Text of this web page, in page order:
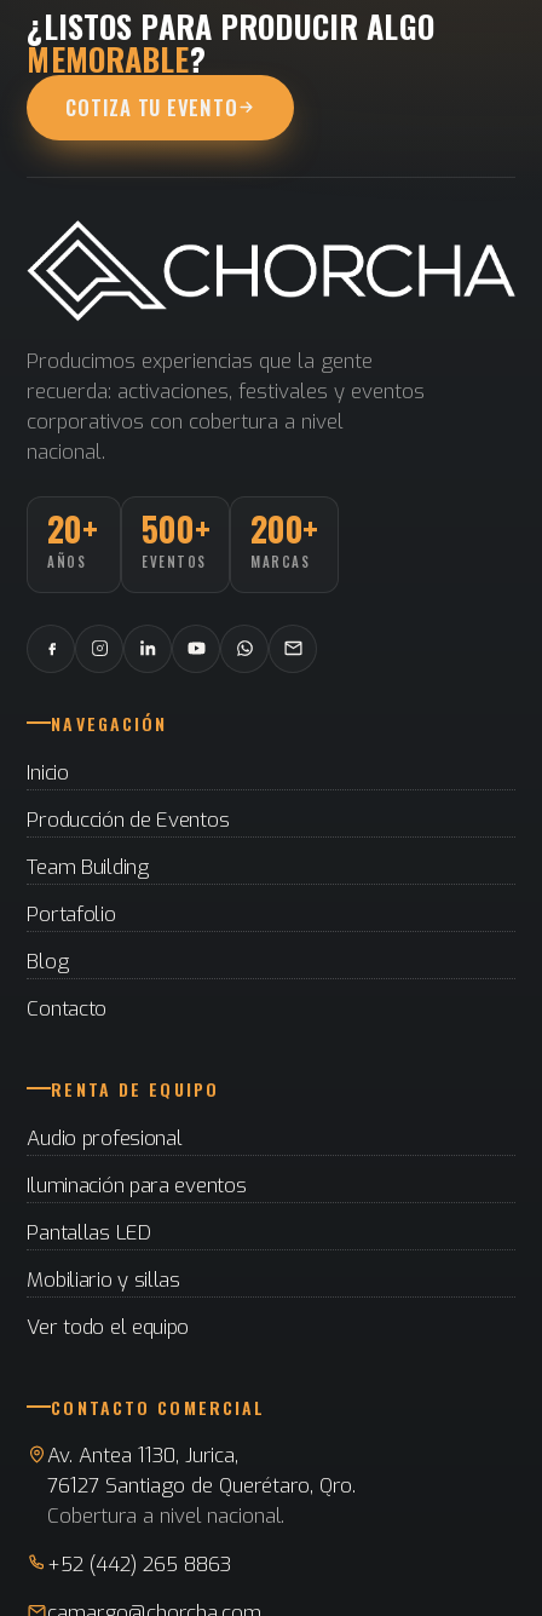
¿LISTOS PARA PRODUCIR ALGO
MEMORABLE?
COTIZA TU EVENTO
Producimos experiencias que la gente
recuerda: activaciones, festivales y eventos
corporativos con cobertura a nivel
nacional.
20+
AÑOS
500+
EVENTOS
200+
MARCAS
NAVEGACIÓN
Inicio
Producción de Eventos
Team Building
Portafolio
Blog
Contacto
RENTA DE EQUIPO
Audio profesional
Iluminación para eventos
Pantallas LED
Mobiliario y sillas
Ver todo el equipo
CONTACTO COMERCIAL
Av. Antea 1130, Jurica,
76127 Santiago de Querétaro, Qro.
Cobertura a nivel nacional.
+52 (442) 265 8863